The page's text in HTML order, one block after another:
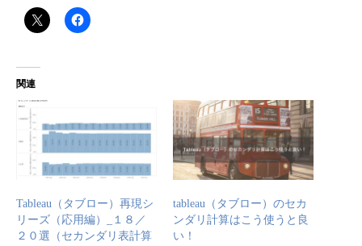
関連
Tableau（タブロー）再現シ
リーズ（応用編）_１８／
２０選（セカンダリ表計算
tableau（タブロー）のセカ
ンダリ計算はこう使うと良
い！